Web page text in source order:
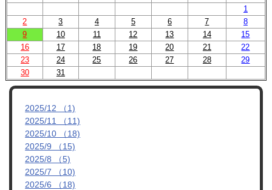
1
2
3 4 5 6 7
8
9
10 11 12 13 14
15
16
17 18 19 20 21
22
23
24 25 26 27 28
29
30
31
2025/12 （1)
2025/11 （11)
2025/10 （18)
2025/9 （15)
2025/8 （5)
2025/7 （10)
2025/6 （18)